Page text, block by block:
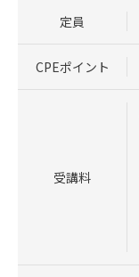
定員
CPEポイント
受講料